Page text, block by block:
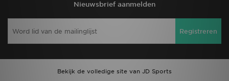
Nieuwsbrief aanmelden
Registreren
Bekijk de volledige site van JD Sports